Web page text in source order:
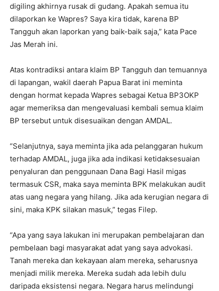
digiling akhirnya rusak di gudang. Apakah semua itu
dilaporkan ke Wapres? Saya kira tidak, karena BP
Tangguh akan laporkan yang baik-baik saja,” kata Pace
Jas Merah ini.
Atas kontradiksi antara klaim BP Tangguh dan temuannya
di lapangan, wakil daerah Papua Barat ini meminta
dengan hormat kepada Wapres sebagai Ketua BP3OKP
agar memeriksa dan mengevaluasi kembali semua klaim
BP tersebut untuk disesuaikan dengan AMDAL.
“Selanjutnya, saya meminta jika ada pelanggaran hukum
terhadap AMDAL, juga jika ada indikasi ketidaksesuaian
penyaluran dan penggunaan Dana Bagi Hasil migas
termasuk CSR, maka saya meminta BPK melakukan audit
atas uang negara yang hilang. Jika ada kerugian negara di
sini, maka KPK silakan masuk,” tegas Filep.
“Apa yang saya lakukan ini merupakan pembelajaran dan
pembelaan bagi masyarakat adat yang saya advokasi.
Tanah mereka dan kekayaan alam mereka, seharusnya
menjadi milik mereka. Mereka sudah ada lebih dulu
daripada eksistensi negara. Negara harus melindungi